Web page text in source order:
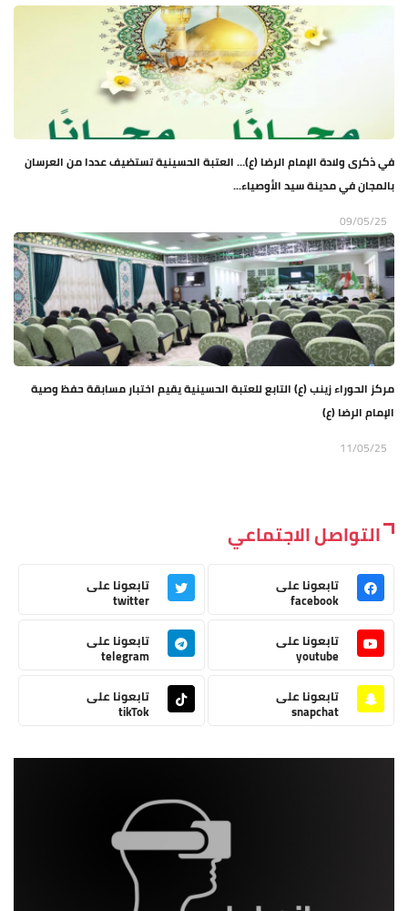
في ذكرى ولادة الإمام الرضا (ع)… العتبة الحسينية تستضيف عددا من العرسان
بالمجان في مدينة سيد الأوصياء...
09/05/25
مركز الحوراء زينب (ع) التابع للعتبة الحسينية يقيم اختبار مسابقة حفظ وصية
الإمام الرضا (ع)
11/05/25
التواصل الاجتماعي
تابعونا على
facebook
تابعونا على
twitter
تابعونا على
youtube
تابعونا على
telegram
تابعونا على
snapchat
تابعونا على
tikTok